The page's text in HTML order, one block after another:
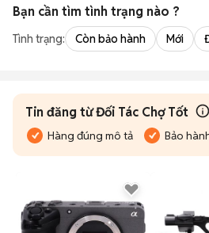
Bạn cần tìm tình trạng nào ?
Tình trạng: Còn bảo hành Mới
Tin đăng từ Đối Tác Chợ Tốt
Hàng đúng mô tả Bảo